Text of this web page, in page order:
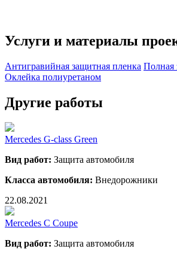
Услуги и материалы
Антигравийная защитная пленка Полная
Оклейка полиуретаном
Другие работы
Mercedes G-class Green
Вид работ: Защита автомобиля
Класса автомобиля: Внедорожники
22.08.2021
Mercedes C Coupe
Вид работ: Защита автомобиля